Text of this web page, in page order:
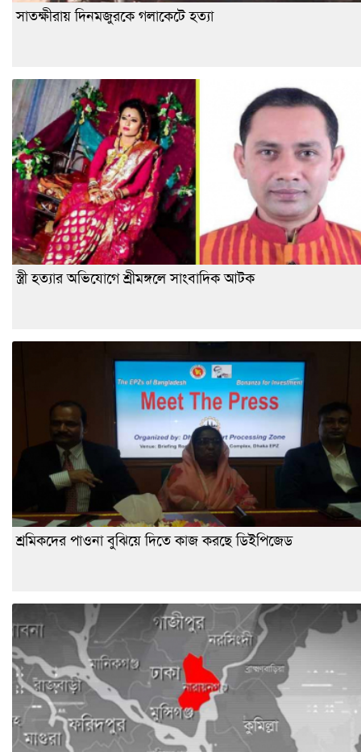
সাতক্ষীরায় দিনমজুরকে গলাকেটে হত্যা
স্ত্রী হত্যার অভিযোগে শ্রীমঙ্গলে সাংবাদিক আটক
শ্রমিকদের পাওনা বুঝিয়ে দিতে কাজ করছে ডিইপিজেড